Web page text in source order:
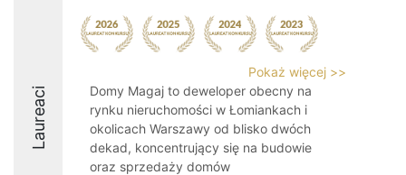
Laureaci
Pokaż więcej >>
Domy Magaj to deweloper obecny na
rynku nieruchomości w Łomiankach i
okolicach Warszawy od blisko dwóch
dekad, koncentrujący się na budowie
oraz sprzedaży domów